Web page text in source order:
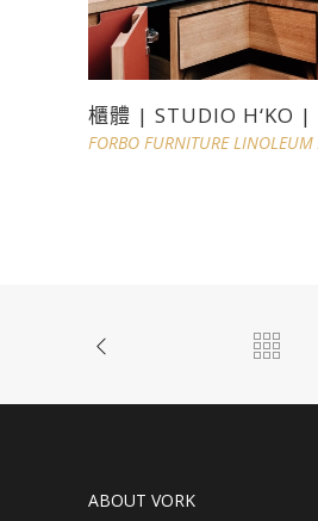
櫃體 | STUDIO H‘KO |
FORBO FURNITURE LINOLEUM
ABOUT VORK